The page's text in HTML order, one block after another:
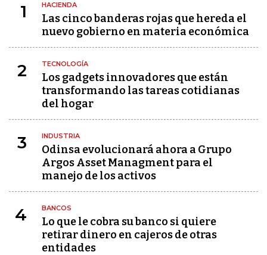
1 HACIENDA
Las cinco banderas rojas que hereda el
nuevo gobierno en materia económica
2 TECNOLOGÍA
Los gadgets innovadores que están
transformando las tareas cotidianas
del hogar
3 INDUSTRIA
Odinsa evolucionará ahora a Grupo
Argos Asset Managment para el
manejo de los activos
4 BANCOS
Lo que le cobra su banco si quiere
retirar dinero en cajeros de otras
entidades